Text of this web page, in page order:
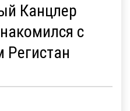
Канцлер
с
Регистан